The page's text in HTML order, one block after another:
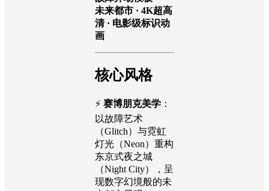
未来都市 · 4K超高
清 · 电影级标识动
画
核心风格
⚡️ 赛博朋克美学 ：
以故障艺术
（Glitch）与霓虹
灯光（Neon）重构
东京式夜之城
（Night City），呈
现数字幻境般的未